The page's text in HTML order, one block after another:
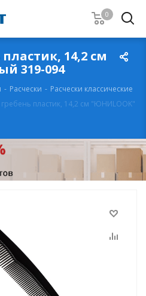
0
14,2 см
319-094
- Расчески - Расчески классические
гребень пластик, 14,2 см "ЮНИLOOK"